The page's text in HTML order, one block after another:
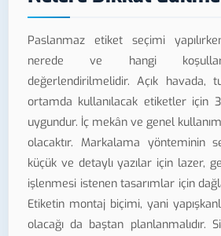
Paslanmaz etiket seçimi
nerede ve hangi
değerlendirilmelidir. Açık havada,
ortamda kullanılacak etiketler için
uygundur. İç mekân ve genel
olacaktır. Markalama yönteminin
küçük ve detaylı yazılar için lazer,
işlenmesi istenen tasarımlar için
Etiketin montaj biçimi, yani
olacağı da baştan planlanmalıdır.